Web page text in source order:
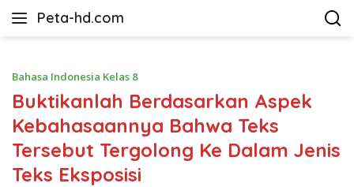
Peta-hd.com
Kumpulan
HD
Bahasa Indonesia Kelas 8
Buktikanlah Berdasarkan Aspek
Kebahasaannya Bahwa Teks
Tersebut Tergolong Ke Dalam Jenis
Teks Eksposisi